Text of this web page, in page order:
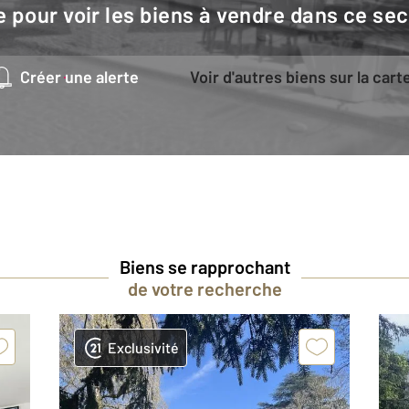
pour voir les biens à vendre dans ce
Créer une alerte Voir d'autres biens sur la
Biens se rapprochant
de votre recherche
Exclusivité